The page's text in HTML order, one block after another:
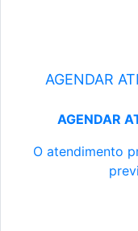
AGENDAR
AGENDAR
O atendimento